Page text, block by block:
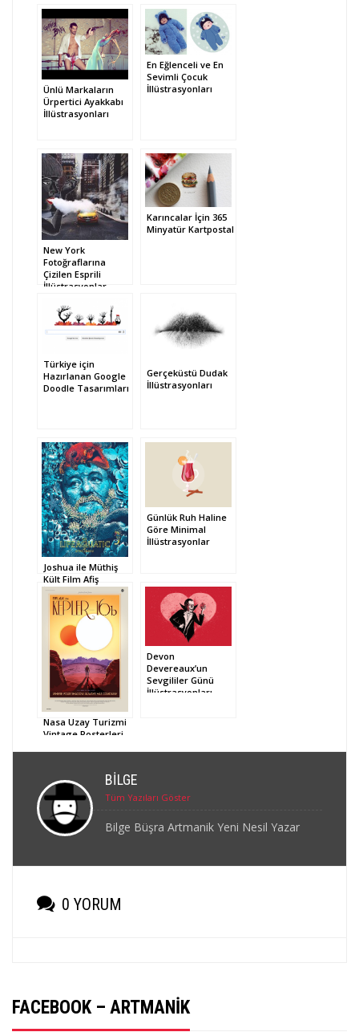
Ünlü Markaların
Ürpertici Ayakkabı
İllüstrasyonları
En Eğlenceli ve En
Sevimli Çocuk
İllüstrasyonları
New York
Fotoğraflarına
Çizilen Esprili
İllüstrasyonlar
Karıncalar İçin 365
Minyatür Kartpostal
Türkiye için
Hazırlanan Google
Doodle Tasarımları
Gerçeküstü Dudak
İllüstrasyonları
Joshua ile Müthiş
Kült Film Afiş
İllüstrasyonları
Günlük Ruh Haline
Göre Minimal
İllüstrasyonlar
Nasa Uzay Turizmi
Vintage Posterleri
Devon
Devereaux’un
Sevgililer Günü
İllüstrasyonları
BILGE
Tüm Yazıları Göster
Bilge Büşra Artmanik Yeni Nesil Yazar
0 YORUM
FACEBOOK – ARTMANIK